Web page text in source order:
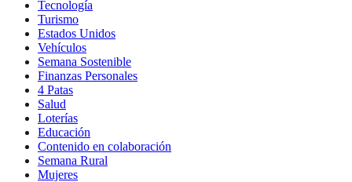
Tecnología
Turismo
Estados Unidos
Vehículos
Semana Sostenible
Finanzas Personales
4 Patas
Salud
Loterías
Educación
Contenido en colaboración
Semana Rural
Mujeres